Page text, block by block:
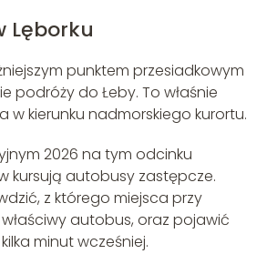
Lęborku
punktem przesiadkowym
podróży do Łeby. To właśnie
w kierunku nadmorskiego kurortu.
2026 na tym odcinku
kursują autobusy zastępcze.
z którego miejsca przy
autobus, oraz pojawić
minut wcześniej.